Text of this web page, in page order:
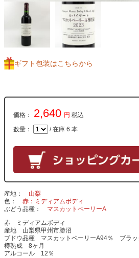
ギフト包装はこちらから
価格： 2,640 円 税込
数量： / 在庫 6 本
産地
山梨
色
赤：ミディアムボディ
ぶどう品種
マスカットベーリーA
赤 ミディアムボディ
産地 山梨県甲州市勝沼
ブドウ品種 マスカットベーリーA94％ ブラッ
樽熟成 8ヶ月
アルコール 12％